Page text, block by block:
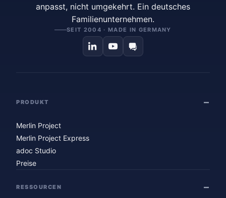
anpasst, nicht umgekehrt. Ein deutsches
Familienunternehmen.
SEIT 2004 · MADE IN GERMANY
PRODUKT
Merlin Project
Merlin Project Express
adoc Studio
Preise
RESSOURCEN